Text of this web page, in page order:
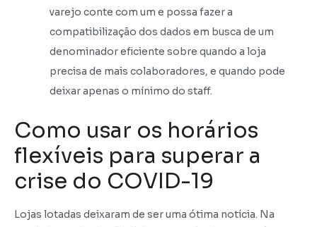
varejo conte com um e possa fazer a
compatibilização dos dados em busca de um
denominador eficiente sobre quando a loja
precisa de mais colaboradores, e quando pode
deixar apenas o mínimo do staff.
Como usar os horários
flexíveis para superar a
crise do COVID-19
Lojas lotadas deixaram de ser uma ótima notícia. Na